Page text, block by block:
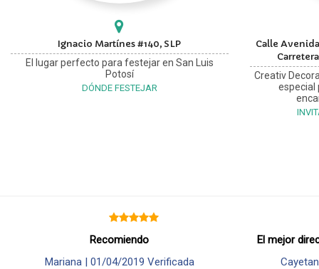
Ignacio Martínes #140, SLP
El lugar perfecto para festejar en San Luis
Potosí
DÓNDE FESTEJAR
Calle
Creativ
especial
Recomiendo
Mariana | 01/04/2019 Verificada
El mejor